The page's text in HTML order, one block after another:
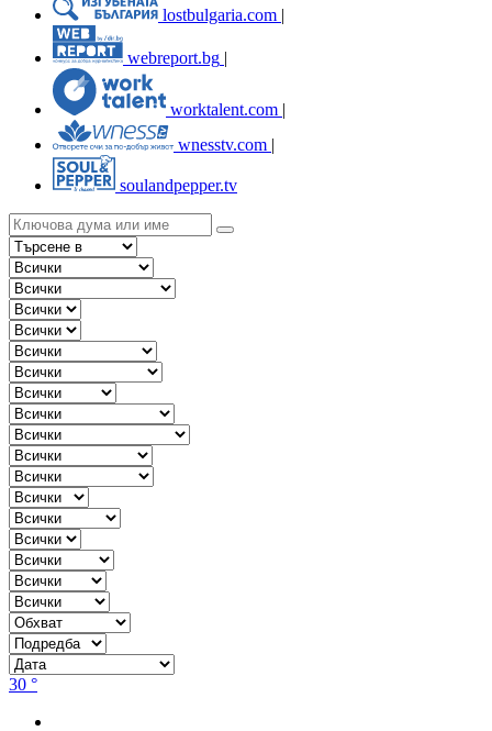
lostbulgaria.com |
webreport.bg
worktalent.com |
wnesstv.com |
soulandpepper.tv
30 °